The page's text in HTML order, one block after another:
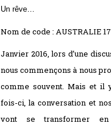
Un rêve…
Nom de code : AUSTRALIE 17
Janvier 2016, lors d’une
nous commençons à nous
comme souvent. Mais et il
fois-ci, la conversation et
vont se transformer en